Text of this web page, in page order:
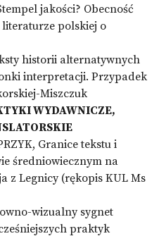
jakości? Obecność
polskiej o
historii alternatywnych
interpretacji. Przypadek
Miszczuk
WYDAWNICZE,
Granice tekstu i
średniowiecznym na
z Legnicy (rękopis KUL Ms
wizualny sygnet
praktyk